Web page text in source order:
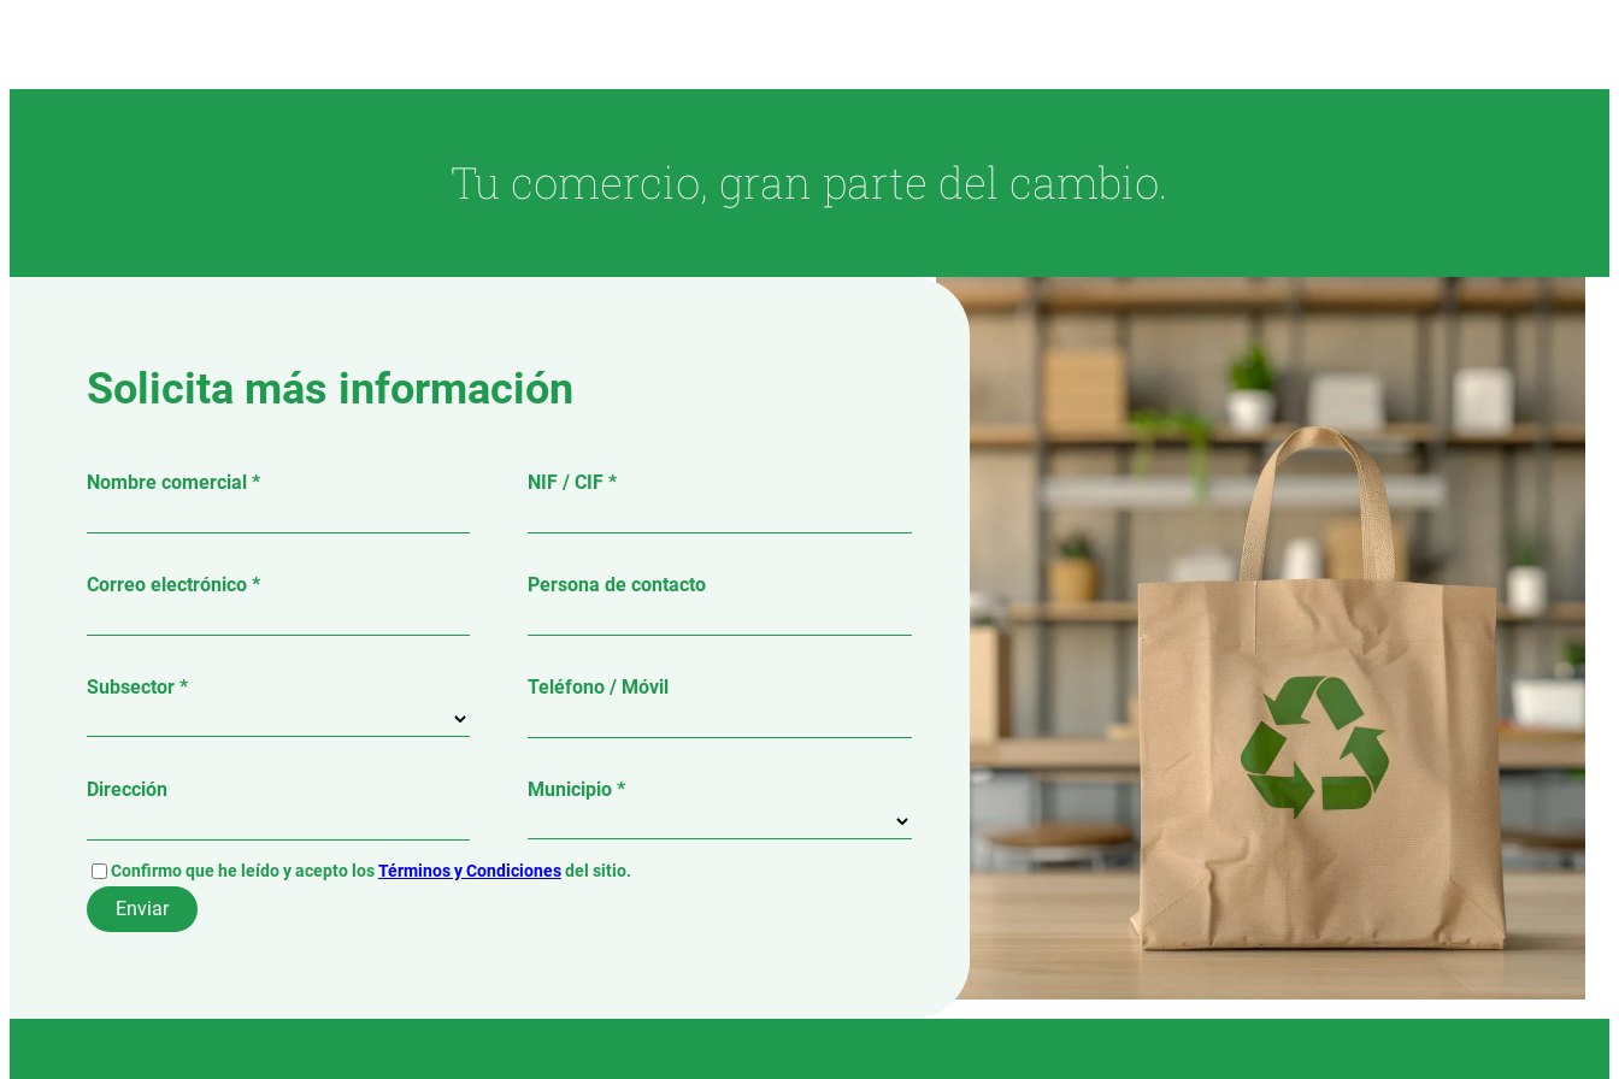
Tu comercio, gran parte del cambio.
Solicita más información
Nombre comercial * NIF / CIF *
Correo electrónico * Persona de contacto
Subsector * Teléfono / Móvil
Dirección Municipio *
Confirmo que he leído y acepto losTérminos y Condicionesdel sitio.